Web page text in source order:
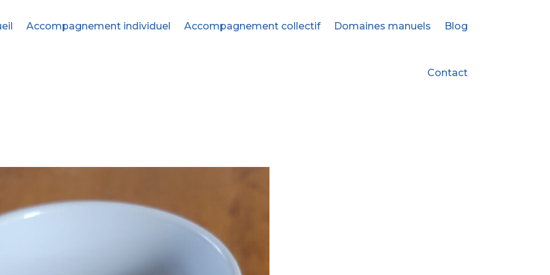
Accompagnement individuel Accompagnement collectif Domaines manuels Blog
Contact